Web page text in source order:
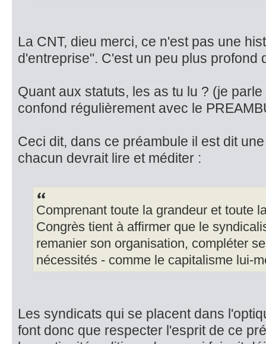
La CNT, dieu merci, ce n'est pas une
d'entreprise". C'est un peu plus profond
Quant aux statuts, les as tu lu ? (je
confond régulièrement avec le
Ceci dit, dans ce préambule il est dit
chacun devrait lire et méditer :
Comprenant toute la grandeur et toute
Congrès tient à affirmer que le
remanier son organisation, compléter
nécessités - comme le capitalisme lui-
Les syndicats qui se placent dans
font donc que respecter l'esprit de ce